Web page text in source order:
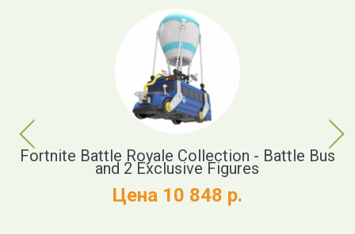
Previous
Fortnite Battle Royale Collection - Battle Bus
and 2 Exclusive Figures
Цена 10 848 р.
Next